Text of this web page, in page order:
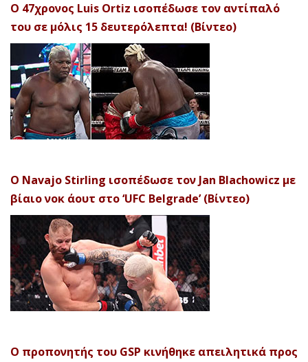
Ο 47χρονος Luis Ortiz ισοπέδωσε τον αντίπαλό
του σε μόλις 15 δευτερόλεπτα! (Βίντεο)
Ο Navajo Stirling ισοπέδωσε τον Jan Blachowicz με
βίαιο νοκ άουτ στο ‘UFC Belgrade’ (Βίντεο)
Ο προπονητής του GSP κινήθηκε απειλητικά προς